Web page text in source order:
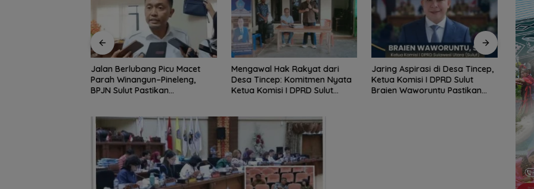
Jalan Berlubang Picu Macet
Parah Winangun–Pineleng,
BPJN Sulut Pastikan
Mengawal Hak Rakyat dari
Desa Tincep: Komitmen Nyata
Ketua Komisi I DPRD Sulut
Jaring Aspirasi di Desa Tincep,
Ketua Komisi I DPRD Sulut
Braien Waworuntu Pastikan